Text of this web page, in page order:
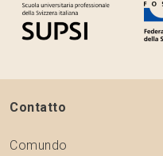
Contatto
Comundo